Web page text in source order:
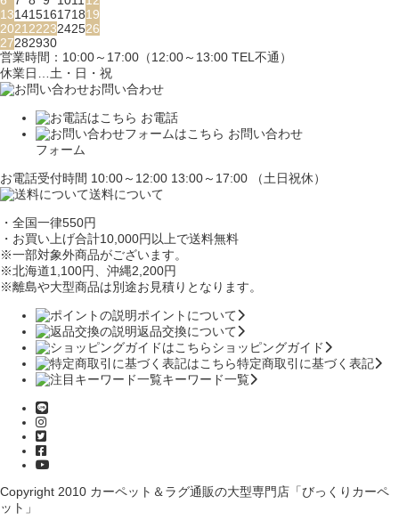
13141516171819
20212223242526
27282930
営業時間：10:00～17:00（12:00～13:00 TEL不通）
休業日…土・日・祝
お問い合わせ
お電話
お問い合わせ
フォーム
お電話受付時間 10:00～12:00 13:00～17:00 （土日祝休）
送料について
・全国一律550円
・お買い上げ合計10,000円 以上で送料無料
※一部対象外商品がございます。
※北海道1,100円、沖縄2,200円
※離島や大型商品は別途お見積りとなります。
ポイントについて
返品交換について
ショッピングガイド
特定商取引に基づく表記
キーワード一覧
Copyright 2010 カーペット＆ラグ通販の大型専門店「びっくりカーペ
ット」